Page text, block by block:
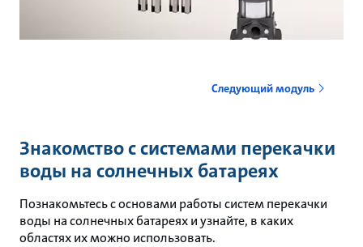
Следующий модуль
Знакомство с системами перекачки
воды на солнечных батареях
Познакомьтесь с основами работы систем перекачки
воды на солнечных батареях и узнайте, в каких
областях их можно использовать.